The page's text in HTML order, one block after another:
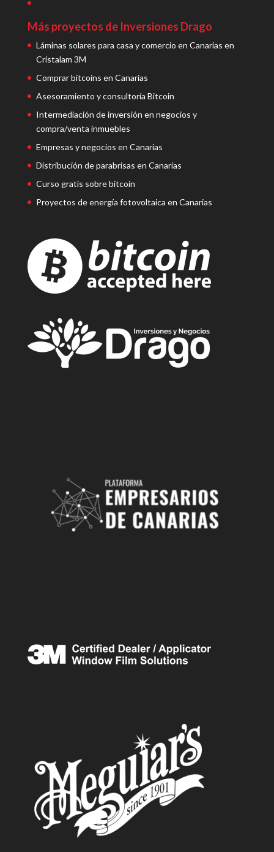
Más proyectos de Inversiones Drago
Láminas solares para casa y comercio en Canarias en
Cristalam 3M
Comprar bitcoins en Canarias
Asesoramiento y consultoría Bitcoin
Intermediación de inversión en negocios y
compra/venta inmuebles
Empresas y negocios en Canarias
Distribución de parabrisas en Canarias
Curso gratis sobre bitcoin
Proyectos de energía fotovoltaica en Canarias